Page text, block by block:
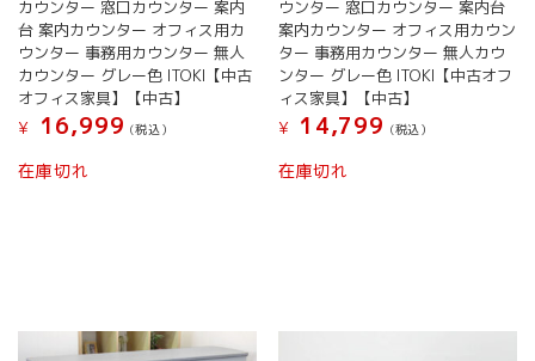
カウンター 窓口カウンター 案内
台 案内カウンター オフィス用カ
ウンター 事務用カウンター 無人
カウンター グレー色 ITOKI【中古
オフィス家具】【中古】
¥
16,999 (税込）
在庫切れ
ウンター 窓口カウンター 案内台
案内カウンター オフィス用カウン
ター 事務用カウンター 無人カウ
ンター グレー色 ITOKI【中古オフ
ィス家具】【中古】
¥
14,799 (税込）
在庫切れ